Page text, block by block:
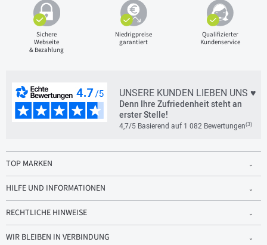
Sichere
Webseite
& Bezahlung
Niedrigpreise
garantiert
Qualifizierter
Kundenservice
UNSERE KUNDEN LIEBEN UNS ♥
Denn Ihre Zufriedenheit steht an
erster Stelle!
4,7/5 Basierend auf 1 082 Bewertungen(3)
TOP MARKEN
HILFE UND INFORMATIONEN
RECHTLICHE HINWEISE
WIR BLEIBEN IN VERBINDUNG